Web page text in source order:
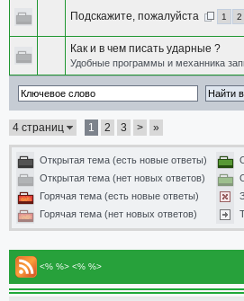
Подскажите, пожалуйста 1 2
Как и в чем писать ударные ?
Удобные программы и механника
4 страниц 1 2 3 > »
Открытая тема (есть новые ответы)
Открытая тема (нет новых ответов)
Горячая тема (есть новые ответы)
Горячая тема (нет новых ответов)
<% %> <% %>